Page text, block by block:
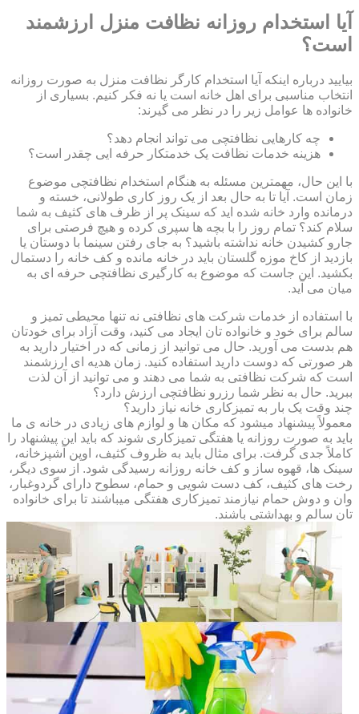
آیا استخدام روزانه نظافت منزل ارزشمند
است؟
بیایید درباره اینکه آیا استخدام کارگر نظافت منزل به صورت روزانه
انتخاب مناسبی برای اهل خانه است یا نه فکر کنیم. بسیاری از
خانواده ها عوامل زیر را در نظر می گیرند:
چه کارهایی نظافتچی می تواند انجام دهد؟
هزینه خدمات نظافت یک خدمتکار حرفه ایی چقدر است؟
با این حال، مهمترین مسئله به هنگام استخدام نظافتچی موضوع
زمان است. آیا تا به حال بعد از یک روز کاری طولانی، خسته و
درمانده وارد خانه شده اید که سینک پر از ظرف های کثیف به شما
سلام کند؟ تمام روز را با بچه ها سپری کرده و هیچ فرصتی برای
جارو کشیدن خانه نداشته باشید؟ به جای رفتن سینما با دوستان یا
بازدید از کاخ موزه گلستان باید در خانه مانده و کف خانه را دستمال
بکشید. این جاست که موضوع به کارگیری نظافتچی حرفه ای به
میان می آید.
با استفاده از خدمات شرکت های نظافتی نه تنها محیطی تمیز و
سالم برای خود و خانواده تان ایجاد می کنید، وقت آزاد برای خودتان
هم بدست می آورید. حال می توانید از زمانی که در اختیار دارید به
هر صورتی که دوست دارید استفاده کنید. زمان هدیه ای ارزشمند
است که شرکت نظافتی به شما می دهند و می توانید از آن لذت
ببرید. حال به نظر شما رزرو نظافتچی ارزش دارد؟
چند وقت یک بار به تمیزکاری خانه نیاز دارید؟
معمولاً پیشنهاد میشود که مکان ها و لوازم های زیادی در خانه ی ما
باید به صورت روزانه یا هفتگی تمیزکاری شوند که باید این پیشنهاد را
کاملاً جدی گرفت. برای مثال باید به ظروف کثیف، اوپن آشپزخانه،
سینک ها، قهوه ساز و کف خانه روزانه رسیدگی شود. از سوی دیگر،
رخت های کثیف، کف دست شویی و حمام، سطوح دارای گردوغبار،
وان و دوش حمام نیازمند تمیزکاری هفتگی میباشند تا برای خانواده
تان سالم و بهداشتی باشند.